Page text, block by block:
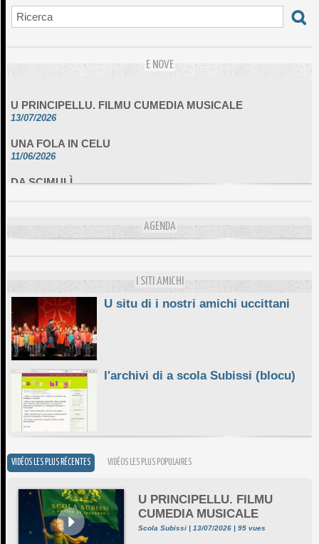
E NOVE
13/07/2026
11/06/2026
DA SCIMULÌ
10/06/2026
10/06/2026 AGENDA
I SITI AMICHI
U situ di i nostri amichi uccittani
l'archivi di a scola Subissi (blocu)
VIDÉOS LES PLUS RÉCENTES VIDÉOS LES PLUS POPULAIRES
U PRINCIPELLU. FILMU
CUMEDIA MUSICALE
Scola Subissi | 13/07/2026 | 95 vues